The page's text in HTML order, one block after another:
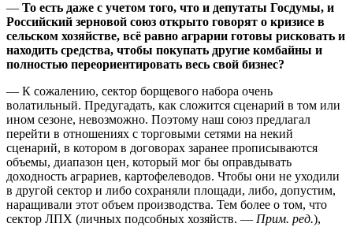
— То есть даже с учетом того, что и депутаты Госдумы, и
Российский зерновой союз открыто говорят о кризисе в
сельском хозяйстве, всё равно аграрии готовы рисковать и
находить средства, чтобы покупать другие комбайны и
полностью переориентировать весь свой бизнес?
— К сожалению, сектор борщевого набора очень
волатильный. Предугадать, как сложится сценарий в том или
ином сезоне, невозможно. Поэтому наш союз предлагал
перейти в отношениях с торговыми сетями на некий
сценарий, в котором в договорах заранее прописываются
объемы, диапазон цен, который мог бы оправдывать
доходность аграриев, картофелеводов. Чтобы они не уходили
в другой сектор и либо сохраняли площади, либо, допустим,
наращивали этот объем производства. Тем более о том, что
сектор ЛПХ (личных подсобных хозяйств. — Прим. ред.),